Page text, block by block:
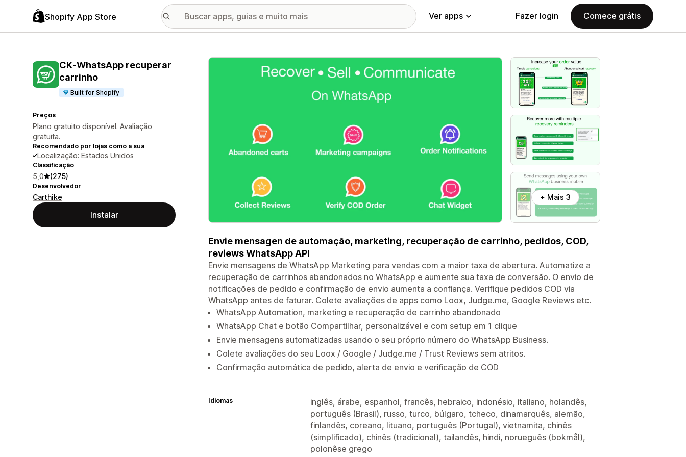
Shopify App Store Ver apps Fazer login Comece grátis
CK‑WhatsApp recuperar
carrinho
Built for Shopify
Preços
Plano gratuito disponível. Avaliação
gratuita.
Recomendado por lojas como a sua
Localização: Estados Unidos
Classificação
5,0 (275)
Desenvolvedor
Carthike
Instalar
Galeria de imagens em destaque
+ Mais 3
Envie mensagen de automação, marketing, recuperação de carrinho, pedidos, COD,
reviews WhatsApp API
Envie mensagens de WhatsApp Marketing para vendas com a maior taxa de abertura. Automatize a
recuperação de carrinhos abandonados no WhatsApp e aumente sua taxa de conversão. O envio de
notificações de pedido e confirmação de envio aumenta a confiança. Verifique pedidos COD via
WhatsApp antes de faturar. Colete avaliações de apps como Loox, Judge.me, Google Reviews etc.
WhatsApp Automation, marketing e recuperação de carrinho abandonado
WhatsApp Chat e botão Compartilhar, personalizável e com setup em 1 clique
Envie mensagens automatizadas usando o seu próprio número do WhatsApp Business.
Colete avaliações do seu Loox / Google / Judge.me / Trust Reviews sem atritos.
Confirmação automática de pedido, alerta de envio e verificação de COD
Idiomas
inglês, árabe, espanhol, francês, hebraico, indonésio, italiano, holandês,
português (Brasil), russo, turco, búlgaro, tcheco, dinamarquês, alemão,
finlandês, coreano, lituano, português (Portugal), vietnamita, chinês
(simplificado), chinês (tradicional), tailandês, hindi, norueguês (bokmål),
polonêse grego